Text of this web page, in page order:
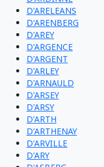
D'ARELEANS
D'ARENBERG
D'AREY
D'ARGENCE
D'ARGENT
D'ARLEY
D'ARNAULD
D'ARSEY
D'ARSY
D'ARTH
D'ARTHENAY
D'ARVILLE
D'ARY